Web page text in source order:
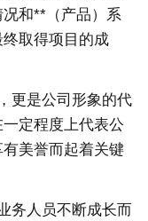
和**（产品）系
取得项目的成
是公司形象的代
定程度上代表公
美誉而起着关键
人员不断成长而